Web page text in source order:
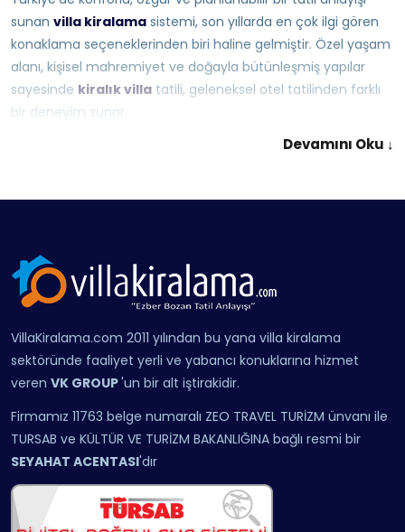
sunan villa kiralama sistemi, son yıllarda en çok ilgi gören
konaklama seçeneklerinden biri haline gelmiştir. Özel yaşam
alanı, kişisel mahremiyet ve doğayla bütünleşmiş yapılar
sayesinde kiralık villa tatili, geleneksel otel tatilinden farklı
bir deneyim sunar.
, Türkiye’nin dört bir yanındaki seçkin
Villa Kiralama ve Kiralık Villalar
Kiralık villalar
, sadece konaklama değil, aynı zamanda
yaşam tarzına uygun bir tatil modelidir. Kalabalık aileler,
özelliklerde villalar bulunur.
Villalar konum, manzara, havuz tipi, oda sayısı ve mimari
detaylara dikkat edilerek planlanabilir.
Popüler Villa Kiralama Bölgeleri
Kalkan
, deniz manzaralı sonsuzluk havuzlu villaları ve
korunaklı yapılarıyla öne çıkar. Kalamar, Kördere, Üzümlü gibi
Devamını Oku ↓
VillaKiralama.com 2011 yılından bu yana villa kiralama
sektöründe faaliyet yerli ve yabancı konuklarına hizmet
veren VK GROUP'un bir alt iştirakidir.
Firmamız 11763 belge numaralı ZEO TRAVEL TURİZM ünvanı ile
TURSAB ve KÜLTÜR VE TURİZM BAKANLIĞINA bağlı resmi bir
SEYAHAT ACENTASI'dır